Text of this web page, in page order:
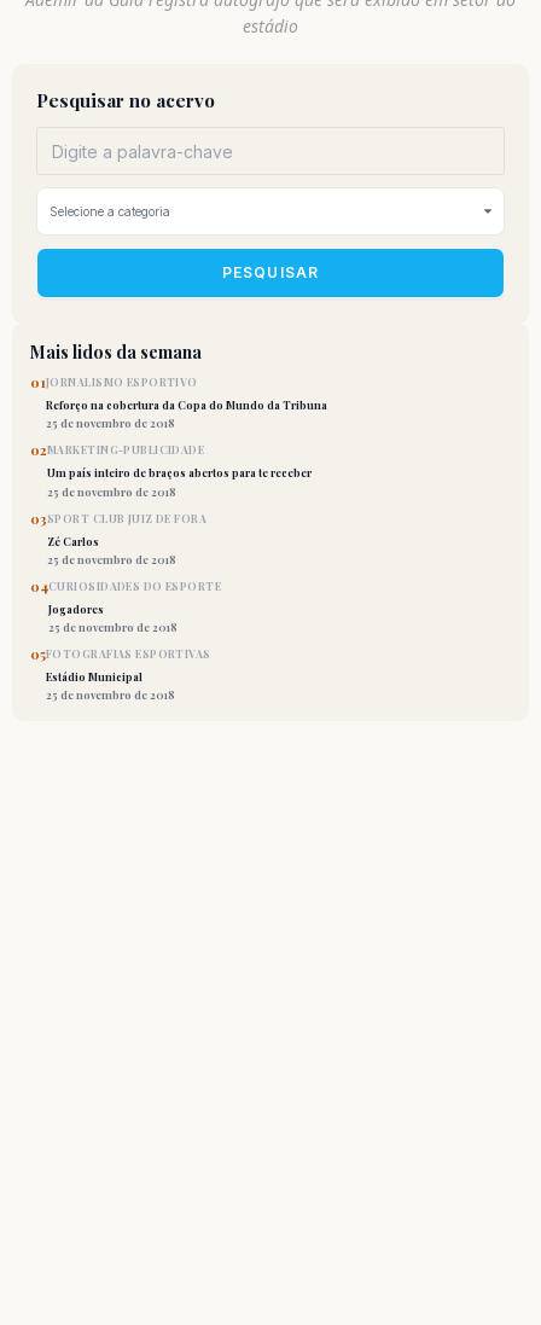
estádio
Pesquisar no acervo
PESQUISAR
Mais lidos da semana
01JORNALISMO ESPORTIVO
Reforço na cobertura da Copa do Mundo da Tribuna
25 de novembro de 2018
02 MARKETING-PUBLICIDADE
Um país inteiro de braços abertos para te receber
25 de novembro de 2018
03SPORT CLUB JUIZ DE FORA
Zé Carlos
25 de novembro de 2018
04CURIOSIDADES DO ESPORTE
Jogadores
25 de novembro de 2018
05FOTOGRAFIAS ESPORTIVAS
Estádio Municipal
25 de novembro de 2018